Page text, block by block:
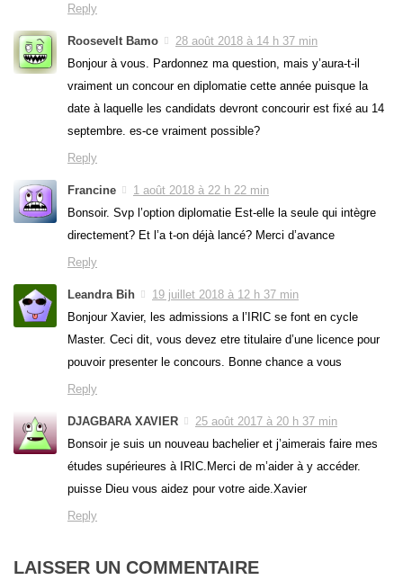
Reply
Roosevelt Bamo
28 août 2018 à 14 h 37 min
Bonjour à vous. Pardonnez ma question, mais y’aura-t-il
vraiment un concour en diplomatie cette année puisque la
date à laquelle les candidats devront concourir est fixé au 14
septembre. es-ce vraiment possible?
Reply
Francine
1 août 2018 à 22 h 22 min
Bonsoir. Svp l’option diplomatie Est-elle la seule qui intègre
directement? Et l’a t-on déjà lancé? Merci d’avance
Reply
Leandra Bih
19 juillet 2018 à 12 h 37 min
Bonjour Xavier, les admissions a l’IRIC se font en cycle
Master. Ceci dit, vous devez etre titulaire d’une licence pour
pouvoir presenter le concours. Bonne chance a vous
Reply
DJAGBARA XAVIER
25 août 2017 à 20 h 37 min
Bonsoir je suis un nouveau bachelier et j’aimerais faire mes
études supérieures à IRIC.Merci de m’aider à y accéder.
puisse Dieu vous aidez pour votre aide.Xavier
Reply
LAISSER UN COMMENTAIRE